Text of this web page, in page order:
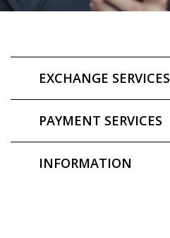
EXCHANGE SERVICES
PAYMENT SERVICES
INFORMATION